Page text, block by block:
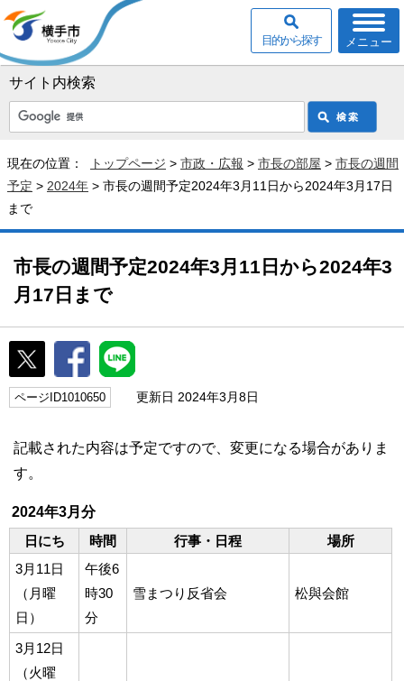
サイト内検索
メニュー
目的から探す
現在の位置： トップページ > 市政・広報 > 市長の部屋 > 市長の週間
予定 > 2024年 > 市長の週間予定2024年3月11日から2024年3月17日
まで
市長の週間予定2024年3月11日から2024年3
月17日まで
ページID1010650 更新日 2024年3月8日
記載された内容は予定ですので、変更になる場合がありま
す。
2024年3月分
日にち
時間 行事・日程
場所
3月11日
（月曜
日）
午後6
時30
分
雪まつり反省会 松與会館
3月12日
（火曜